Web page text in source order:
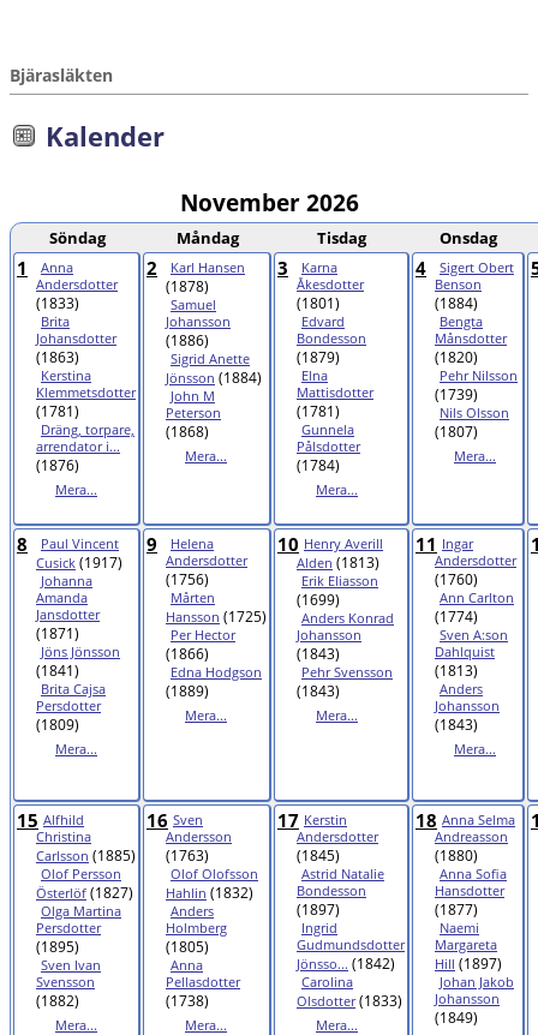
Bjärasläkten
Kalender
November 2026
Söndag Måndag Tisdag Onsdag
1
Anna
Andersdotter
(1833)
Brita
Johansdotter
(1863)
Kerstina
Klemmetsdotter
(1781)
Dräng, torpare,
arrendator i...
(1876)
Mera...
2 Karl Hansen
(1878)
Samuel
Johansson
(1886)
Sigrid Anette
Jönsson (1884)
John M
Peterson
(1868)
Mera...
3
Karna
Åkesdotter
(1801)
Edvard
Bondesson
(1879)
Elna
Mattisdotter
(1781)
Gunnela
Pålsdotter
(1784)
Mera...
4
Sigert Obert
Benson
(1884)
Bengta
Månsdotter
(1820)
Pehr Nilsson
(1739)
Nils Olsson
(1807)
Mera...
8
Paul Vincent
Cusick (1917)
Johanna
Amanda
Jansdotter
(1871)
Jöns Jönsson
(1841)
Brita Cajsa
Persdotter
(1809)
Mera...
9
Helena
Andersdotter
(1756)
Mårten
Hansson (1725)
Per Hector
(1866)
Edna Hodgson
(1889)
Mera...
10 Henry Averill
Alden (1813)
Erik Eliasson
(1699)
Anders Konrad
Johansson
(1843)
Pehr Svensson
(1843)
Mera...
11 Ingar
Andersdotter
(1760)
Ann Carlton
(1774)
Sven A:son
Dahlquist
(1813)
Anders
Johansson
(1843)
Mera...
15 Alfhild
Christina
Carlsson (1885)
Olof Persson
Österlöf (1827)
Olga Martina
Persdotter
(1895)
Sven Ivan
Svensson
(1882)
Mera...
16 Sven
Andersson
(1763)
Olof Olofsson
Hahlin (1832)
Anders
Holmberg
(1805)
Anna
Pellasdotter
(1738)
Mera...
17 Kerstin
Andersdotter
(1845)
Astrid Natalie
Bondesson
(1897)
Ingrid
Gudmundsdotter
Jönsso... (1842)
Carolina
Olsdotter(1833)
Mera...
18 Anna Selma
Andreasson
(1880)
Anna Sofia
Hansdotter
(1877)
Naemi
Margareta
Hill (1897)
Johan Jakob
Johansson
(1849)